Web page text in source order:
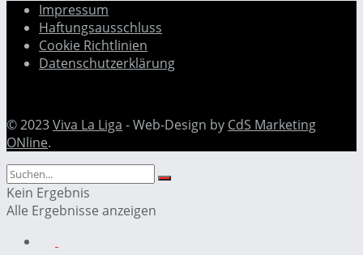
Impressum
Haftungsausschluss
Cookie Richtlinien
Datenschutzerklärung
© 2023Viva La Liga - Web-Design by CdS Marketing
ONline.
Kein Ergebnis
Alle Ergebnisse anzeigen